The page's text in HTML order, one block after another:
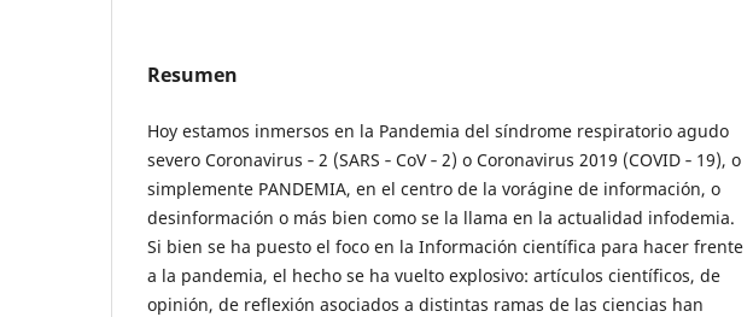
Resumen
Hoy estamos inmersos en la Pandemia del síndrome respiratorio agudo
severo Coronavirus ‐ 2 (SARS ‐ CoV ‐ 2) o Coronavirus 2019 (COVID ‐ 19), o
simplemente PANDEMIA, en el centro de la vorágine de información, o
desinformación o más bien como se la llama en la actualidad infodemia.
Si bien se ha puesto el foco en la Información científica para hacer frente
a la pandemia, el hecho se ha vuelto explosivo: artículos científicos, de
opinión, de reflexión asociados a distintas ramas de las ciencias han